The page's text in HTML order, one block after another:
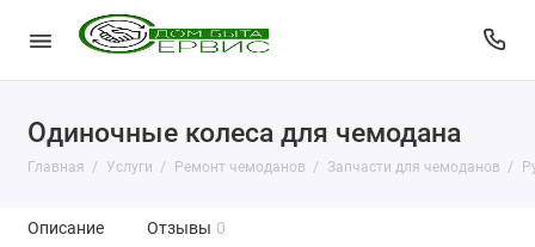
Одиночные колеса для чемодана
Главная Услуги Ремонт чемоданов Запчасти для чемоданов
Описание Отзывы 0